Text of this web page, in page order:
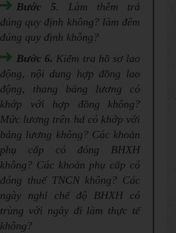
Bước 5. Làm thêm trả
đúng quy định không? làm đêm
đúng quy định không?
Bước 6. Kiểm tra hồ sơ lao
động, nội dung hợp đồng lao
động, thang bảng lương có
khớp với hợp đồng không?
Mức lương trên hd có khớp với
bảng lương không? Các khoản
phụ cấp có đóng BHXH
không? Các khoản phụ cấp có
đóng thuế TNCN không? Các
ngày nghỉ chế độ BHXH có
trùng với ngày đi làm thực tế
không?